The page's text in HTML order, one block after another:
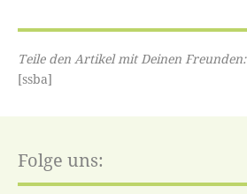
Teile den Artikel mit Deinen Freunden:
[ssba]
Folge uns: